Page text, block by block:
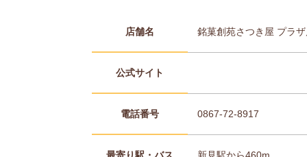
店舗名 銘菓創苑さつき屋 プラ
公式サイト
電話番号 0867-72-8917